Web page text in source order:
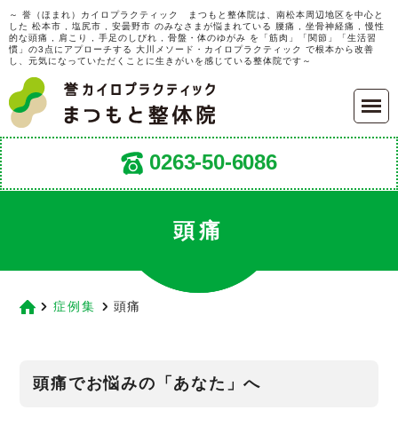
～ 誉（ほまれ）カイロプラクティック まつもと整体院は、南松本周辺地区を中心と
した 松本市 , 塩尻市 , 安曇野市 のみなさまが悩まれている 腰痛 , 坐骨神経痛 , 慢性
的な頭痛 , 肩こり , 手足のしびれ , 骨盤・体のゆがみ を「筋肉」「関節」「生活習
慣」の3点にアプローチする 大川メソード・カイロプラクティック で根本から改善
し、元気になっていただくことに生きがいを感じている整体院です～
0263-50-6086
頭痛
症例集 頭痛
頭痛でお悩みの「あなた」へ